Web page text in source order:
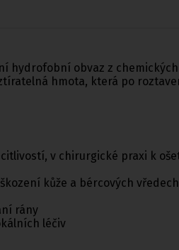
hydrofobní obvaz z
hmota, která po
v chirurgické praxi k
kůže a bércových
rány
léčiv